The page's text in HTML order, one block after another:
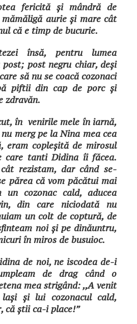
fericită și mândră de
aurie și mare cât
că e timp de bucurie.
însă, pentru lumea
post negru chiar, deși
să nu se coacă cozonaci
piftii din cap de porc și
zdravăn.
în venirile mele în iarnă,
merg pe la Nina mea cea
eram copleșită de mirosul
care tanti Didina îi făcea.
rezistam, dar când se-
părea că vom păcătui mai
un cozonac cald, aducea
din care niciodată nu
un colt de coptură, de
noi și pe dinăuntru,
în miros de busuioc.
de noi, ne iscodea de-i
de drag când o
mea strigând:,,A venit
și lui cozonacul cald,
că știi ca-i place!”